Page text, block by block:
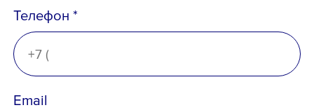
Ознакомлен сПолитикой
конфиденциальности
Порядком формирования кадрового
резерва
Телефон *
Email